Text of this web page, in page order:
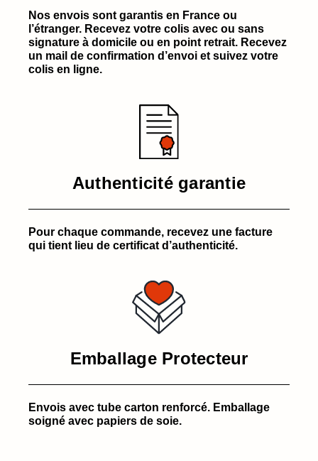
Nos envois sont garantis en France ou
l’étranger. Recevez votre colis avec ou sans
signature à domicile ou en point retrait. Recevez
un mail de confirmation d’envoi et suivez votre
colis en ligne.
Authenticité garantie
Pour chaque commande, recevez une facture
qui tient lieu de certificat d’authenticité.
Emballage Protecteur
Envois avec tube carton renforcé. Emballage
soigné avec papiers de soie.